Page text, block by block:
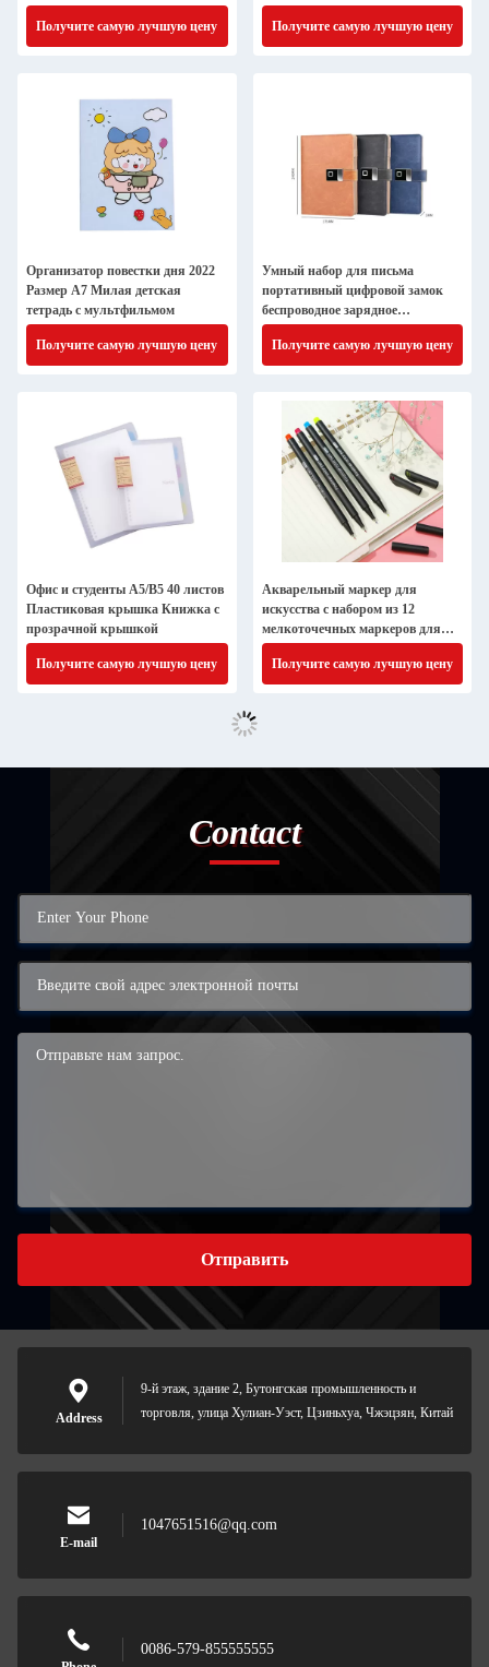
цветов
Получите самую лучшую цену
наклейкой акварельный рисунок
Получите самую лучшую цену
Организатор повестки дня 2022
Размер A7 Милая детская
тетрадь с мультфильмом
Получите самую лучшую цену
Умный набор для письма
портативный цифровой замок
беспроводное зарядное
устройство
Получите самую лучшую цену
Офис и студенты A5/B5 40 листов
Пластиковая крышка Книжка с
прозрачной крышкой
Получите самую лучшую цену
Акварельный маркер для
искусства с набором из 12
мелкоточечных маркеров для
письма и рисунков
Получите самую лучшую цену
Contact
Отправить
Address
9-й этаж, здание 2, Бутонгская промышленность и
торговля, улица Хулиан-Уэст, Цзиньхуа, Чжэцзян, Китай
E-mail
1047651516@qq.com
0086-579-855555555